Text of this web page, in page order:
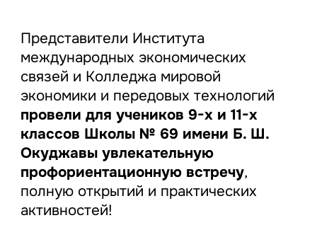
Представители Института
международных экономических
связей и Колледжа мировой
экономики и передовых технологий
провели для учеников 9-х и 11-х
классов Школы № 69 имени Б. Ш.
Окуджавы увлекательную
профориентационную встречу,
полную открытий и практических
активностей!